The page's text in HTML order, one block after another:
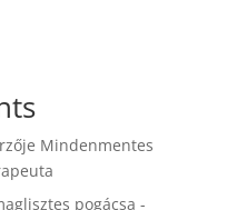
Mindenmentes
pogácsa -